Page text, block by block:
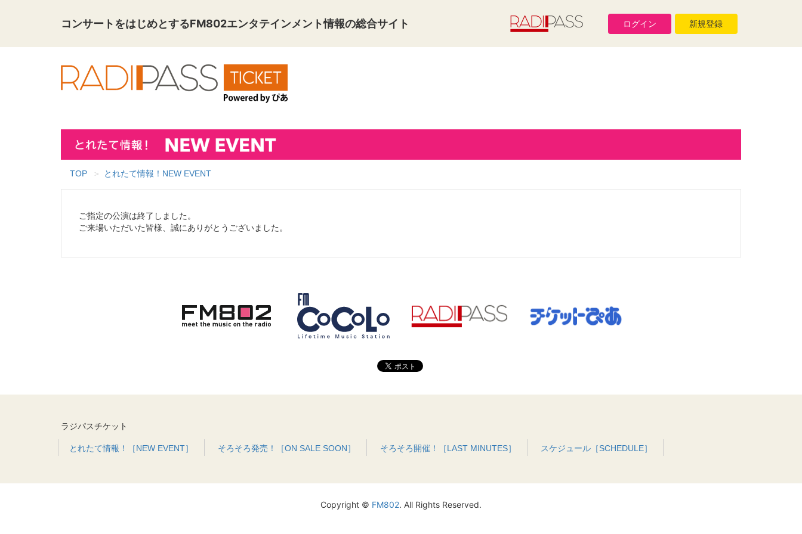
コンサートをはじめとするFM802エンタテインメント情報の総合サイト ログイン 新規登録
TOP とれたて情報！NEW EVENT
ご指定の公演は終了しました。
ご来場いただいた皆様、誠にありがとうございました。
ラジパスチケット
とれたて情報！［NEW EVENT］ そろそろ発売！［ON SALE SOON］ そろそろ開催！［LAST MINUTES］ スケジュール［SCHEDULE］
Copyright © FM802. All Rights Reserved.